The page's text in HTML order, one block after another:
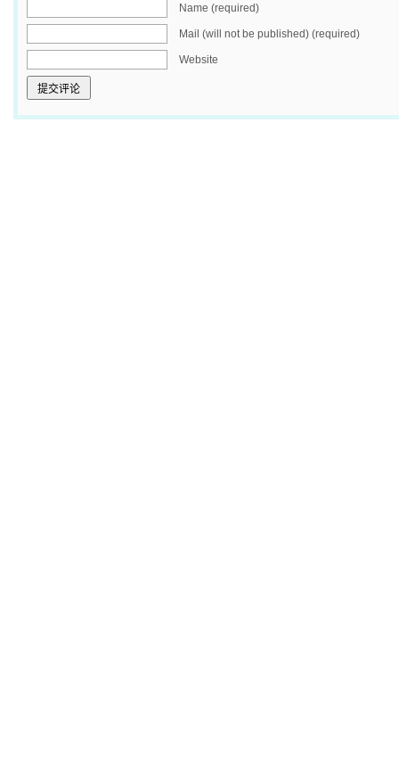
Name (required)
Mail (will not be published) (required)
Website